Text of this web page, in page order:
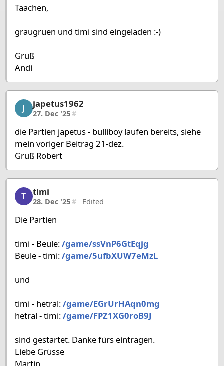
Taachen,
graugruen und timi sind eingeladen :-)
Gruß
Andi
japetus1962, 33/58, 27. Dec '25
J japetus1962
27. Dec '25#
die Partien japetus - bulliboy laufen bereits, siehe
mein voriger Beitrag 21-dez.
Gruß Robert
timi, 34/58, 28. Dec '25
T timi
28. Dec '25# Edited
Die Partien
timi - Beule:/game/ssVnP6GtEqjg
Beule - timi:/game/5ufbXUW7eMzL
und
timi - hetral:/game/EGrUrHAqn0mg
hetral - timi:/game/FPZ1XG0roB9J
sind gestartet. Danke fürs eintragen.
Liebe Grüsse